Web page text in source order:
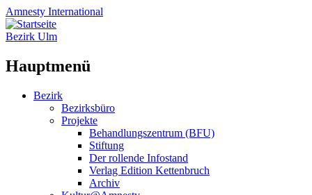
Amnesty International
Bezirk Ulm
Hauptmenü
Zum
Bezirk
Bezirksbüro
Projekte
Behandlungszentrum (BFU)
Stiftung
Der rollende Infostand
Verlag Edition Kettenbruch
Archiv